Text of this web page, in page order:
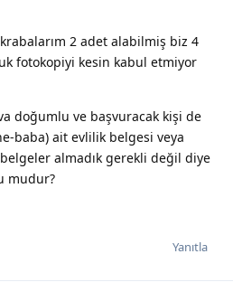
2 adet alabilmiş biz 4
fotokopiyi kesin kabul etmiyor
doğumlu ve başvuracak kişi de
baba) ait evlilik belgesi veya
almadık gerekli değil diye
mudur?
Yanıtla